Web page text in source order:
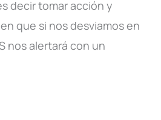
decir tomar acción y
que si nos desviamos en
nos alertará con un